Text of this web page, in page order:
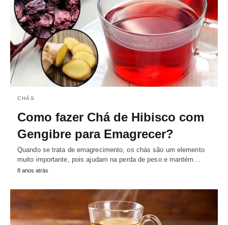
CHÁS
Como fazer Chá de Hibisco com
Gengibre para Emagrecer?
Quando se trata de emagrecimento, os chás são um elemento
muito importante, pois ajudam na perda de peso e mantém…
8 anos atrás